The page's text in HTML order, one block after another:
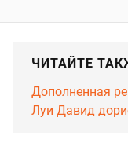
ЧИТАЙТЕ
Дополненная
Луи Давид